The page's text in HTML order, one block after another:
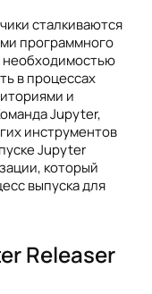
сталкиваются
программного
необходимостью
в процессах
и
Jupyter,
инструментов
Jupyter
который
выпуска для
Releaser